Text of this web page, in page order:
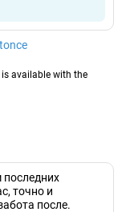
available with the
последних
точно и
после.